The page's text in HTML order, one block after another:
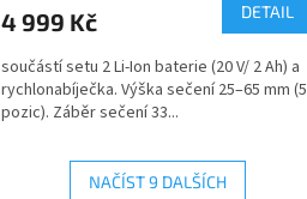
4 999 Kč DETAIL
součástí setu 2 Li-Ion baterie (20 V/ 2 Ah) a
rychlonabíječka. Výška sečení 25–65 mm (5
pozic). Záběr sečení 33...
NAČÍST 9 DALŠÍCH